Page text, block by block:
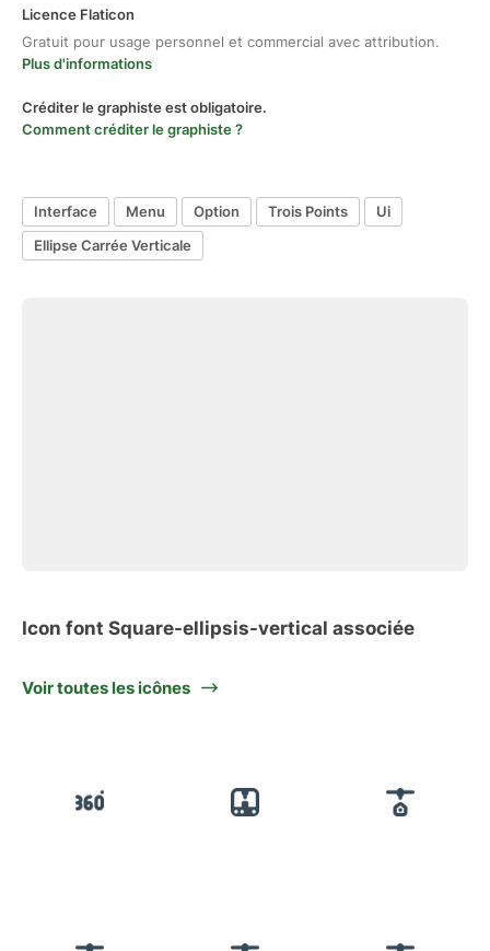
Licence Flaticon
Gratuit pour usage personnel et commercial avec attribution.
Plus d'informations
Créditer le graphiste est obligatoire.
Comment créditer le graphiste ?
Interface Menu Option Trois Points
Ui
Ellipse Carrée Verticale
Icon font Square-ellipsis-vertical associée
Voir toutes les icônes